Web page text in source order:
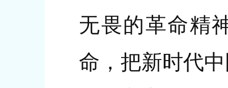
无畏的革命精
命，把新时代